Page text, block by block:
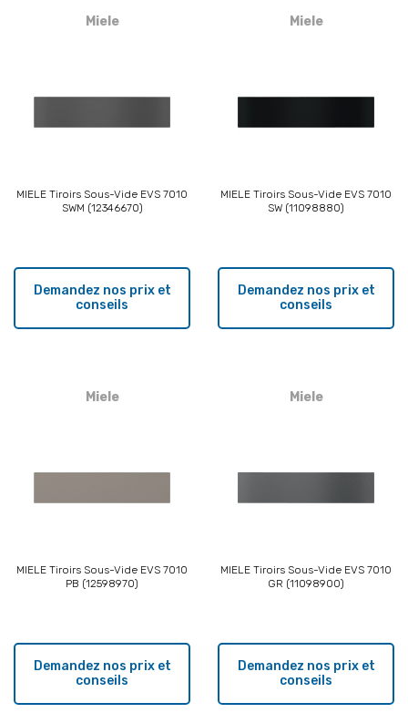
Miele
MIELE Tiroirs Sous-Vide EVS 7010
SWM (12346670)
Demandez nos prix et
conseils
Miele
MIELE Tiroirs Sous-Vide EVS 7010
SW (11098880)
Demandez nos prix et
conseils
Miele
MIELE Tiroirs Sous-Vide EVS 7010
PB (12598970)
Demandez nos prix et
conseils
Miele
MIELE Tiroirs Sous-Vide EVS 7010
GR (11098900)
Demandez nos prix et
conseils